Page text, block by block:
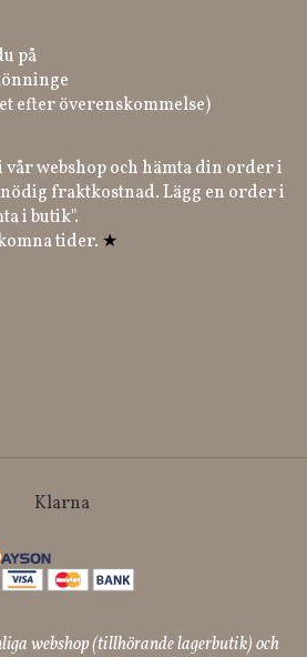
på
efter överenskommelse)
webshop och hämta din order i
fraktkostnad. Lägg en order i
i butik".
tider. ★
webshop (tillhörande lagerbutik) och